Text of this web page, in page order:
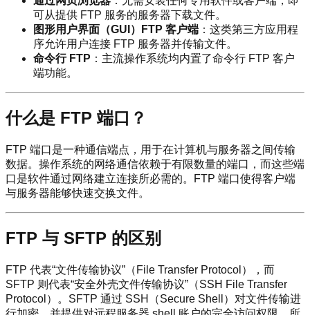
可从提供 FTP 服务的服务器下载文件。
图形用户界面（GUI）FTP 客户端 ：这类第三方应用程
序允许用户连接 FTP 服务器并传输文件。
命令行 FTP ：主流操作系统均内置了命令行 FTP 客户
端功能。
什么是 FTP 端口？
FTP 端口是一种通信端点，用于在计算机与服务器之间传输
数据。操作系统的网络通信依赖于有限数量的端口，而这些端
口是软件通过网络建立连接所必需的。FTP 端口使得客户端
与服务器能够快速交换文件。
FTP 与 SFTP 的区别
FTP 代表“文件传输协议”（File Transfer Protocol），而
SFTP 则代表“安全外壳文件传输协议”（SSH File Transfer
Protocol）。SFTP 通过 SSH（Secure Shell）对文件传输进